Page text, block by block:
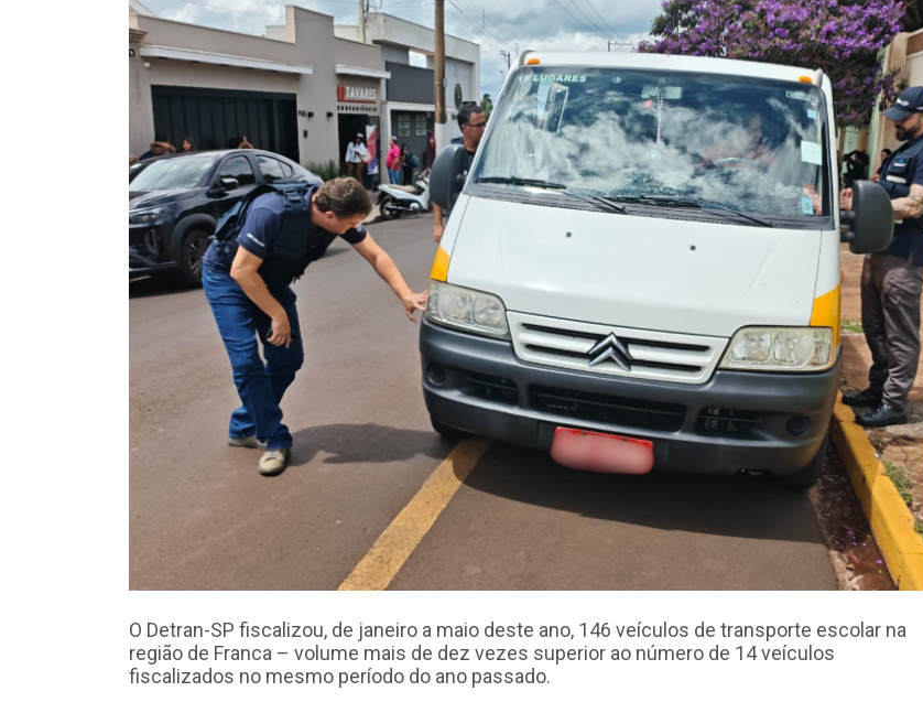
O Detran-SP fiscalizou, de janeiro a maio deste ano, 146 veículos de transporte escolar na
região de Franca – volume mais de dez vezes superior ao número de 14 veículos
fiscalizados no mesmo período do ano passado.